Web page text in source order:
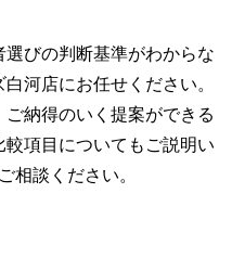
びの判断基準がわからな
河店にお任せください。
納得のいく提案ができる
項目についてもご説明い
相談ください。